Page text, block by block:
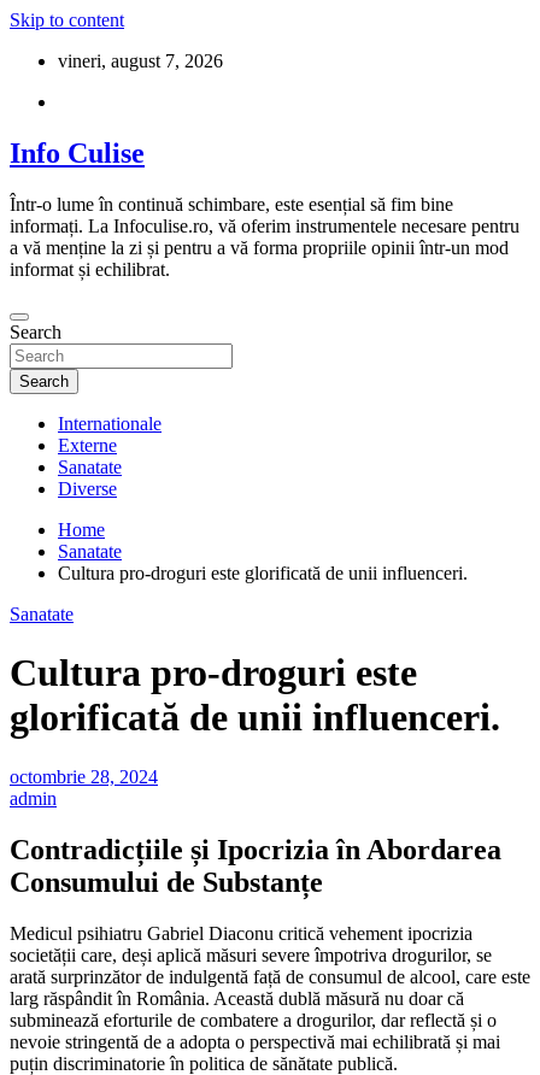
Skip to content
vineri, august 7, 2026
Info Culise
Într-o lume în continuă schimbare, este esențial să fim bine
informați. La Infoculise.ro, vă oferim instrumentele necesare pentru
a vă menține la zi și pentru a vă forma propriile opinii într-un mod
informat și echilibrat.
Search
Search
Internationale
Externe
Sanatate
Diverse
Home
Sanatate
Cultura pro-droguri este glorificată de unii influenceri.
Sanatate
Cultura pro-droguri este
glorificată de unii influenceri.
octombrie 28, 2024
admin
Contradicțiile și Ipocrizia în Abordarea
Consumului de Substanțe
Medicul psihiatru Gabriel Diaconu critică vehement ipocrizia
societății care, deși aplică măsuri severe împotriva drogurilor, se
arată surprinzător de indulgentă față de consumul de alcool, care este
larg răspândit în România. Această dublă măsură nu doar că
subminează eforturile de combatere a drogurilor, dar reflectă și o
nevoie stringentă de a adopta o perspectivă mai echilibrată și mai
puțin discriminatorie în politica de sănătate publică.